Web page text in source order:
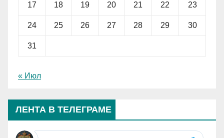
17 18 19 20 21 22 23
24 25 26 27 28 29 30
31
« Июл
ЛЕНТА В ТЕЛЕГРАМЕ